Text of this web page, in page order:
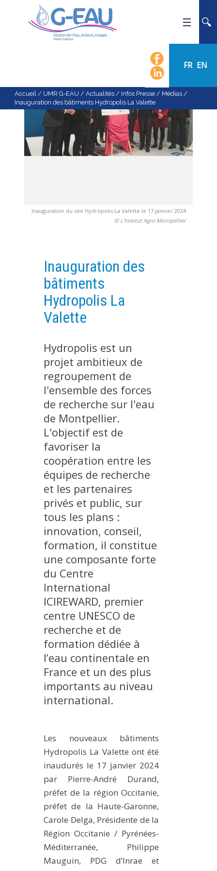
FR EN
ACTUALITÉS
AGENDA
CALENDRIER DES ÉVÈNEMENTS
ORGANIGRAMME
LISTE DU PERSONNEL
RECHERCHE
PROJETS EN COURS
PROJETS TERMINÉS
NOS RÉSEAUX SCIENTIFIQUES ET TECHNIQUES
SÉMINAIRES RÉGULIERS
FORMATION
INGÉNIEUR
FORMATION CONTINUE
FORMATION DOCTORALE
THÈSES EN COURS
PRODUCTION
MÉTHODES ET OUTILS
LOGICIELS
PUBLICATIONS SUR HAL
WORKING PAPERS
NOTES THÉMATIQUES
NOS TRAVAUX EN VIDÉO
Accueil / UMR G-EAU / Actualités / Infos Presse / Médias /
Inauguration des bâtiments Hydropolis La Valette
Inauguration du site Hydropolis La Valette le 17 janvier 2024
© L'Institut Agro Montpellier
Inauguration des
bâtiments
Hydropolis La
Valette
Hydropolis est un
projet ambitieux de
regroupement de
l'ensemble des forces
de recherche sur l'eau
de Montpellier.
L'objectif est de
favoriser la
coopération entre les
équipes de recherche
et les partenaires
privés et public, sur
tous les plans :
innovation, conseil,
formation, il constitue
une composante forte
du Centre
International
ICIREWARD, premier
centre UNESCO de
recherche et de
formation dédiée à
l’eau continentale en
France et un des plus
importants au niveau
international.
Les nouveaux bâtiments
Hydropolis La Valette ont été
inaudurés le 17 janvier 2024
par Pierre-André Durand,
préfet de la région Occitanie,
préfet de la Haute-Garonne,
Carole Delga, Présidente de la
Région Occitanie / Pyrénées-
Méditerranée, Philippe
Mauguin, PDG d’Inrae et